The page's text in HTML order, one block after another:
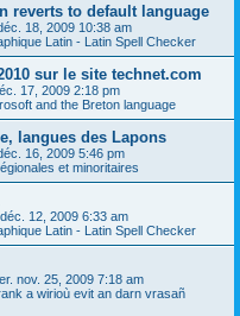
reverts to default language
18, 2009 10:38 am
Latin - Latin Spell Checker
sur le site technet.com
17, 2009 2:18 pm
and the Breton language
langues des Lapons
16, 2009 5:46 pm
et minoritaires
12, 2009 6:33 am
Latin - Latin Spell Checker
nov. 25, 2009 7:18 am
a wirioù evit an darn vrasañ